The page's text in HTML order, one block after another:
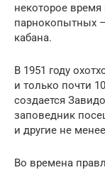
некоторое
парнокопытных
кабана.
В 1951 году
и только почти
создается
заповедник
и другие не
Во времена